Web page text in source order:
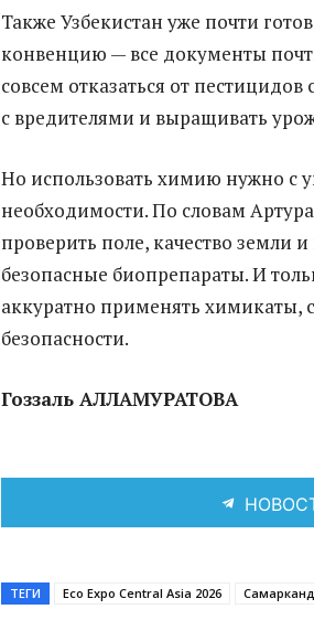
Также Узбекистан уже почти
конвенцию — все документы
совсем отказаться от пестицидов
с вредителями и выращивать
Но использовать химию нужно с
необходимости. По словам
проверить поле, качество земли
безопасные биопрепараты. И
аккуратно применять химикаты,
безопасности.
Гоззаль АЛЛАМУРАТОВА
ТЕГИ Eco Expo Central Asia 2026 Самарканд